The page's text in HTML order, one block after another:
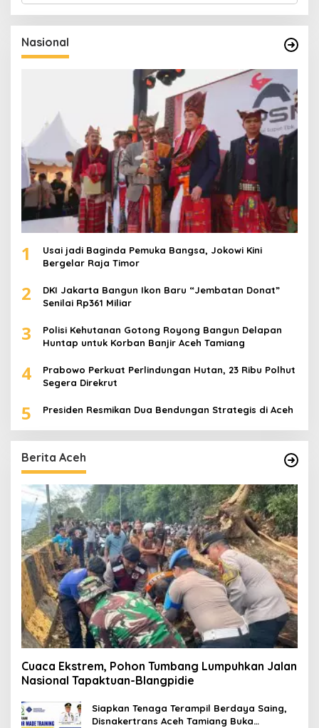
i
u
n
t
Nasional
1
Usai jadi Baginda Pemuka Bangsa, Jokowi Kini
Bergelar Raja Timor
2
DKI Jakarta Bangun Ikon Baru “Jembatan Donat”
Senilai Rp361 Miliar
3
Polisi Kehutanan Gotong Royong Bangun Delapan
Huntap untuk Korban Banjir Aceh Tamiang
4
Prabowo Perkuat Perlindungan Hutan, 23 Ribu Polhut
Segera Direkrut
5 Presiden Resmikan Dua Bendungan Strategis di Aceh
Berita Aceh
Cuaca Ekstrem, Pohon Tumbang Lumpuhkan Jalan
Nasional Tapaktuan-Blangpidie
Siapkan Tenaga Terampil Berdaya Saing,
Disnakertrans Aceh Tamiang Buka